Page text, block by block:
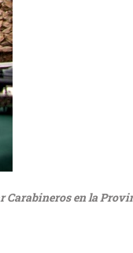
Carabineros en la